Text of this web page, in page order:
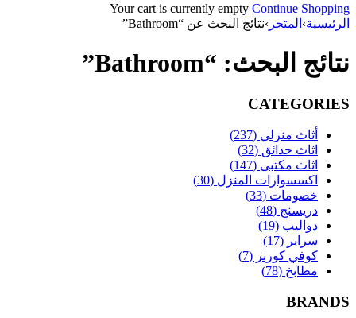
Your cart is currently empty Continue Shopping
الرئيسية› المتجر ›نتائج البحث عن “Bathroom”
نتائج البحث: “Bathroom”
CATEGORIES
أثاث منزلي (237)
اثاث حدائق (32)
اثاث مكتبى (147)
اكسسوارات المنزل (30)
خصومات (33)
دريسنج (48)
دواليب (19)
سراير (17)
كوفي كورنر (7)
مطابخ (78)
BRANDS